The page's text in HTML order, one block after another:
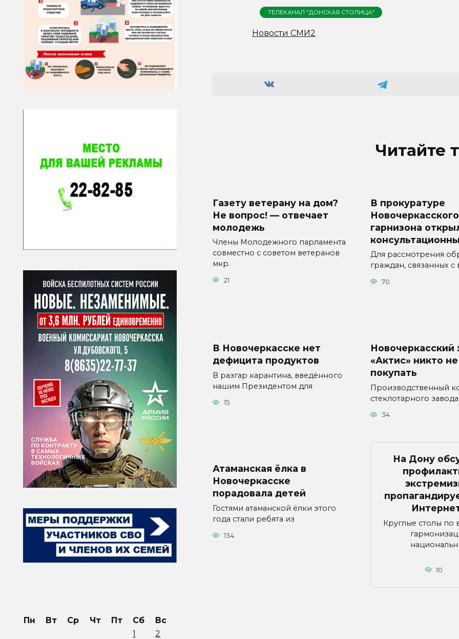
ТЕЛЕКАНАЛ "ДОНСКАЯ СТОЛИЦА"
Новости СМИ2
Читайте
Газету ветерану на дом?
Не вопрос! — отвечает
молодежь
Члены Молодежного парламента
совместно с советом ветеранов
мкр.
21
В прокуратуре
Новочеркасского
гарнизона
Для рассмотрения
граждан, связанных
70
В Новочеркасске нет
дефицита продуктов
В разгар карантина, введённого
нашим Президентом для
15
Новочеркасский
«Актис» никто
покупать
Производственный
стеклотарного
34
Атаманская ёлка в
Новочеркасске
порадовала детей
Гостями атаманской ёлки этого
года стали ребята из
134
На Дону
Круглые столы по
10
Пн Вт Ср Чт Пт Сб
Вс
1
2